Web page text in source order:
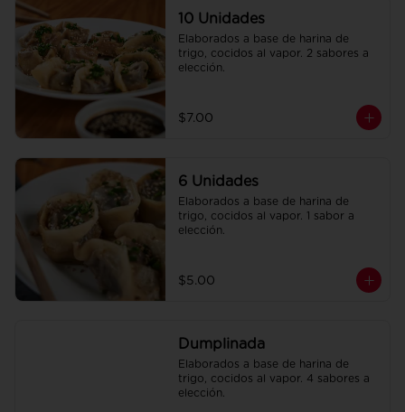
10 Unidades
Elaborados a base de harina de
trigo, cocidos al vapor. 2 sabores a
elección.
$7.00
6 Unidades
Elaborados a base de harina de
trigo, cocidos al vapor. 1 sabor a
elección.
$5.00
Dumplinada
Elaborados a base de harina de
trigo, cocidos al vapor. 4 sabores a
elección.